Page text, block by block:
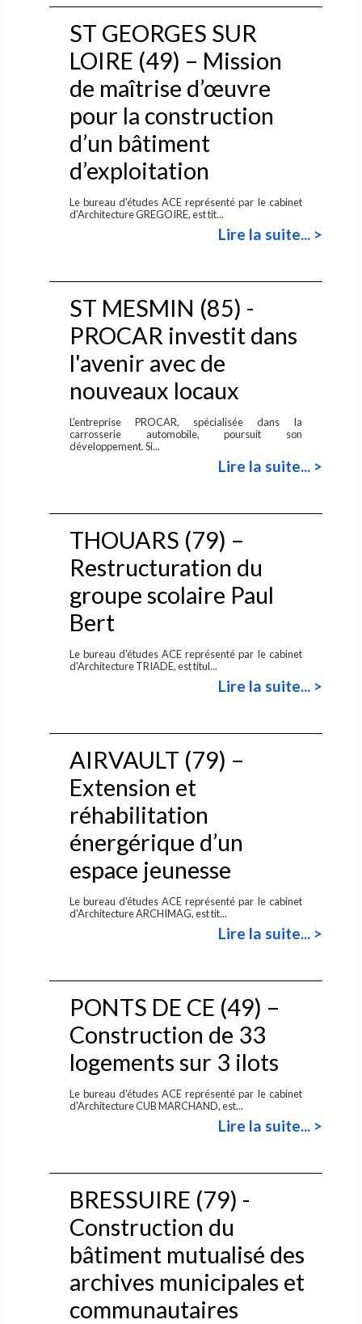
ST GEORGES SUR
LOIRE (49) – Mission
de maîtrise d’œuvre
pour la construction
d’un bâtiment
d’exploitation
Le bureau d'études ACE représenté par le cabinet
d'Architecture GREGOIRE, est tit...
Lire la suite... >
ST MESMIN (85) -
PROCAR investit dans
l'avenir avec de
nouveaux locaux
L'entreprise PROCAR, spécialisée dans la
carrosserie automobile, poursuit son
développement. Si...
Lire la suite... >
THOUARS (79) –
Restructuration du
groupe scolaire Paul
Bert
Le bureau d'études ACE représenté par le cabinet
d'Architecture TRIADE, est titul...
Lire la suite... >
AIRVAULT (79) –
Extension et
réhabilitation
énergérique d’un
espace jeunesse
Le bureau d'études ACE représenté par le cabinet
d'Architecture ARCHIMAG, est tit...
Lire la suite... >
PONTS DE CE (49) –
Construction de 33
logements sur 3 ilots
Le bureau d'études ACE représenté par le cabinet
d'Architecture CUB MARCHAND, est...
Lire la suite... >
BRESSUIRE (79) -
Construction du
bâtiment mutualisé des
archives municipales et
communautaires